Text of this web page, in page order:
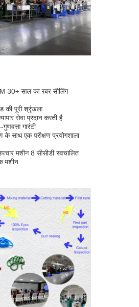
साल का रबर सीलिंग
की पूरी श्रृंखला
सेवा प्रदान करती है
गारंटी
के साथ एक परीक्षण प्रयोगशाला
मशीन 8 सीसीडी स्वचालित
मशीन